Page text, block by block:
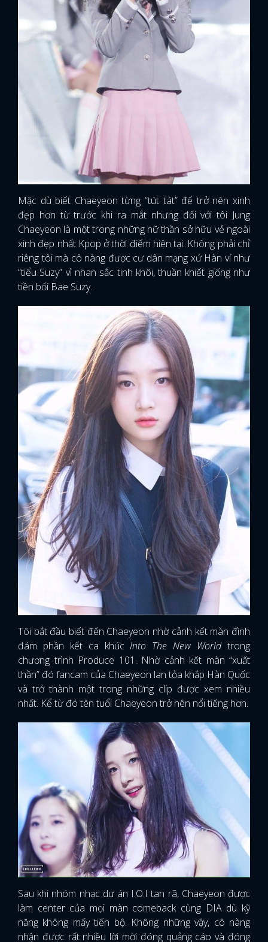
Mặc dù biết Chaeyeon từng “tút tát” để trở nên xinh
đẹp hơn từ trước khi ra mắt nhưng đối với tôi Jung
Chaeyeon là một trong những nữ thần sở hữu vẻ ngoài
xinh đẹp nhất Kpop ở thời điểm hiện tại. Không phải chỉ
riêng tôi mà cô nàng được cư dân mạng xứ Hàn ví như
“tiểu Suzy” vì nhan sắc tinh khôi, thuần khiết giống như
tiền bối Bae Suzy.
Tôi bắt đầu biết đến Chaeyeon nhờ cảnh kết màn đình
đám phần kết ca khúcInto The New Worldtrong
chương trình Produce 101. Nhờ cảnh kết màn “xuất
thần” đó fancam của Chaeyeon lan tỏa khắp Hàn Quốc
và trở thành một trong những clip được xem nhiều
nhất. Kể từ đó tên tuổi Chaeyeon trở nên nổi tiếng hơn.
Sau khi nhóm nhạc dự án I.O.I tan rã, Chaeyeon được
làm center của mọi màn comeback cùng DIA dù kỹ
năng không mấy tiến bộ. Không những vậy, cô nàng
nhận được rất nhiều lời mời đóng quảng cáo và đóng